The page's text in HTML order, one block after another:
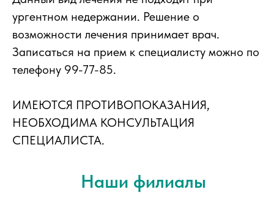
ургентном недержании. Решение о
возможности лечения принимает врач.
Записаться на прием к специалисту можно по
телефону 99-77-85.
ИМЕЮТСЯ ПРОТИВОПОКАЗАНИЯ,
НЕОБХОДИМА КОНСУЛЬТАЦИЯ
СПЕЦИАЛИСТА.
Наши филиалы